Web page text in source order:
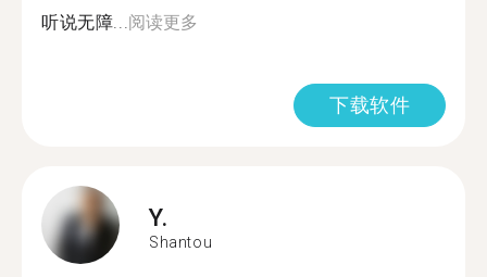
听说无障...阅读更多
下载软件
Y.
Shantou